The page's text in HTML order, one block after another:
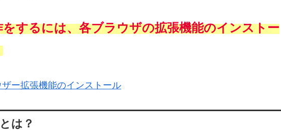
するには、各ブラウザの拡張機能のインストー
ー拡張機能のインストール
は？